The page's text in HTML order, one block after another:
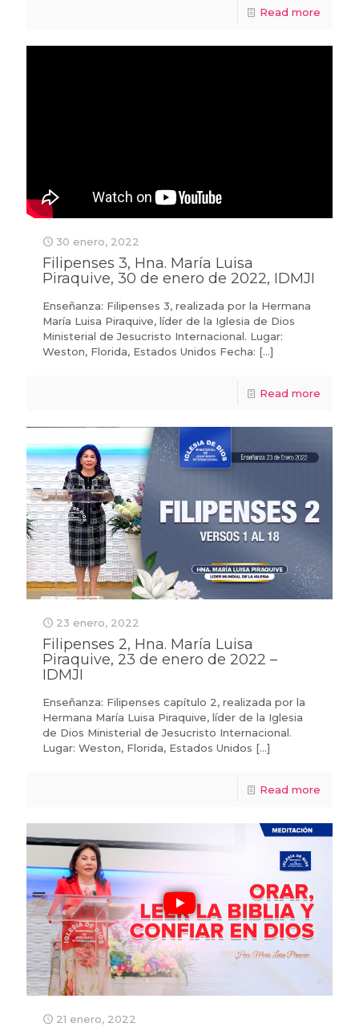
Read more
30 enero, 2022
Filipenses 3, Hna. María Luisa
Piraquive, 30 de enero de 2022, IDMJI
Enseñanza: Filipenses 3, realizada por la Hermana
María Luisa Piraquive, líder de la Iglesia de Dios
Ministerial de Jesucristo Internacional. Lugar:
Weston, Florida, Estados Unidos Fecha: […]
Read more
23 enero, 2022
Filipenses 2, Hna. María Luisa
Piraquive, 23 de enero de 2022 –
IDMJI
Enseñanza: Filipenses capítulo 2, realizada por la
Hermana María Luisa Piraquive, líder de la Iglesia
de Dios Ministerial de Jesucristo Internacional.
Lugar: Weston, Florida, Estados Unidos […]
Read more
21 enero, 2022